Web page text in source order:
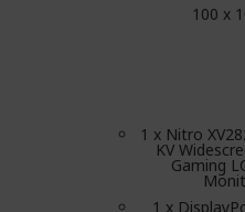
100 x
1 x Nitro
KV
Gaming
1 x